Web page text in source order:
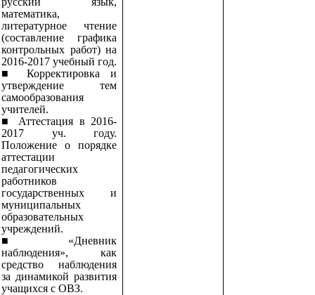
математика,
литературное чтение
(составление графика
контрольных работ) на
2016-2017 учебный год.
■ Корректировка и
утверждение тем
самообразования
учителей.
■ Аттестация в 2016-
2017 уч. году.
Положение о порядке
аттестации
педагогических
работников
государственных и
муниципальных
образовательных
учреждений.
■
«Дневник
наблюдения», как
средство наблюдения
за динамикой развития
учащихся с ОВЗ.